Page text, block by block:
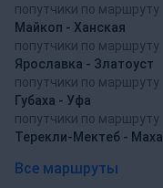
попутчики по маршруту
Майкоп - Ханская
попутчики по маршруту
Ярославка - Златоуст
попутчики по маршруту
Губаха - Уфа
попутчики по маршруту
Терекли-Мектеб -
Все маршруты